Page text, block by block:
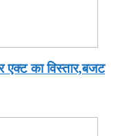
एक्ट का विस्तार,बजट